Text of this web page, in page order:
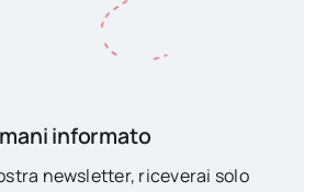
informato
newsletter, riceverai solo